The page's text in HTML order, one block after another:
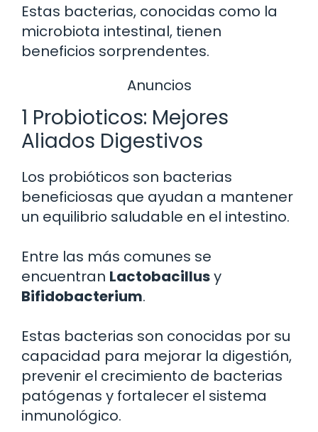
Estas bacterias, conocidas como la
microbiota intestinal, tienen
beneficios sorprendentes.
Anuncios
1 Probioticos: Mejores
Aliados Digestivos
Los probióticos son bacterias
beneficiosas que ayudan a mantener
un equilibrio saludable en el intestino.
Entre las más comunes se
encuentran Lactobacillusy
Bifidobacterium.
Estas bacterias son conocidas por su
capacidad para mejorar la digestión,
prevenir el crecimiento de bacterias
patógenas y fortalecer el sistema
inmunológico.